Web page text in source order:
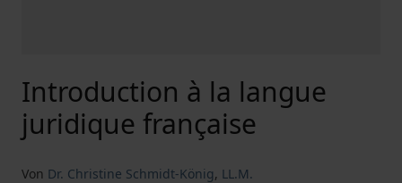
Introduction à la langue
juridique française
Von Dr. Christine Schmidt-König, LL.M.